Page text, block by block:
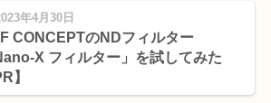
年4月30日
CONCEPTのNDフィルター
X フィルター」を試してみた
】